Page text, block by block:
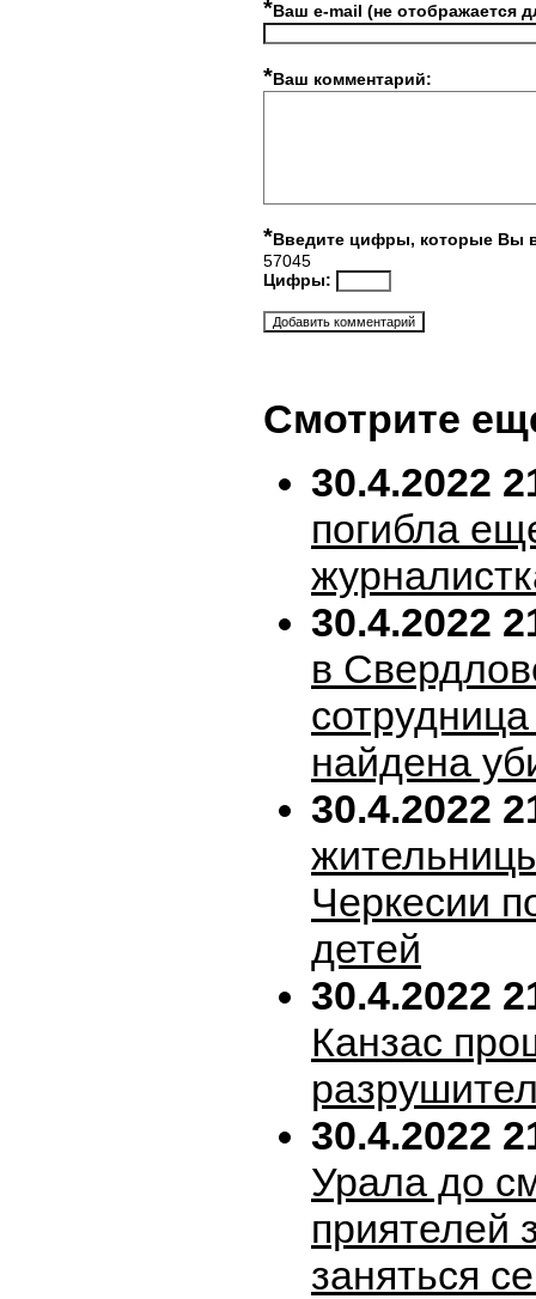
*Ваш e-mail (не отображается
*Ваш комментарий:
*Введите цифры, которые Вы
57045
Цифры:
Смотрите
30.4.2022
погибла
30.4.2022
в
найдена
30.4.2022
Черкесии
детей
30.4.2022
Канзас
30.4.2022
Урала до
приятелей
заняться